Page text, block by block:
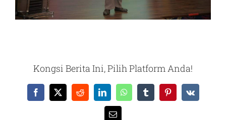
Kongsi Berita Ini, Pilih Platform Anda!
Facebook
X RedditLinkedInWhatsAppTumblrPinterest
Vk
Email